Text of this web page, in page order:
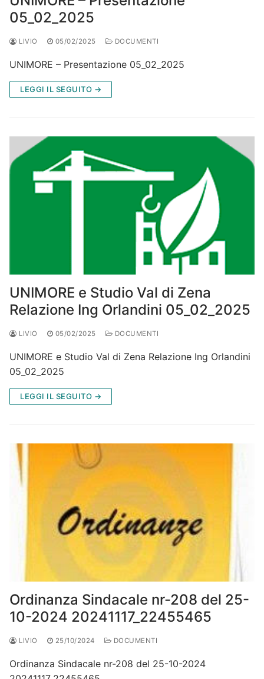
05_02_2025
LIVIO 05/02/2025 DOCUMENTI
UNIMORE – Presentazione 05_02_2025
LEGGI IL SEGUITO →
UNIMORE e Studio Val di Zena
Relazione Ing Orlandini 05_02_2025
LIVIO 05/02/2025 DOCUMENTI
UNIMORE e Studio Val di Zena Relazione Ing Orlandini
05_02_2025
LEGGI IL SEGUITO →
Ordinanza Sindacale nr-208 del 25-
10-2024 20241117_22455465
LIVIO 25/10/2024 DOCUMENTI
Ordinanza Sindacale nr-208 del 25-10-2024